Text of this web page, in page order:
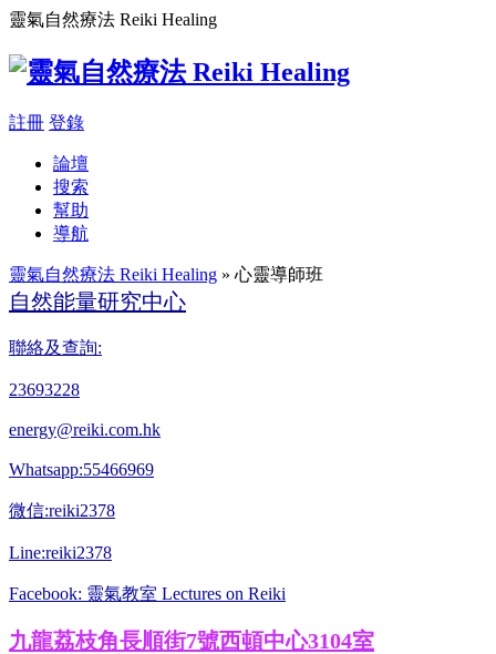
靈氣自然療法 Reiki Healing
註冊 登錄
論壇
搜索
幫助
導航
靈氣自然療法 Reiki Healing » 心靈導師班
自然能量研究中心
聯絡及查詢:
23693228
energy@reiki.com.hk
Whatsapp:55466969
微信:reiki2378
Line:reiki2378
Facebook: 靈氣教室 Lectures on Reiki
九龍荔枝角長順街7號西頓中心3104室